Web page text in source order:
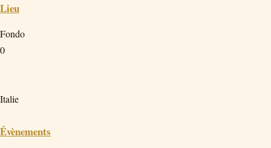
Lieu
Fondo
0
Italie
Évènements